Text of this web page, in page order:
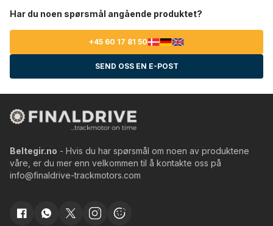
Har du noen spørsmål angående produktet?
+45 60 17 81 50
SEND OSS EN E-POST
Beltegir.no - Hvis du har spørsmål om noen av produktene
våre, er du mer enn velkommen til å kontakte oss på
info@finaldrive-trackmotors.com